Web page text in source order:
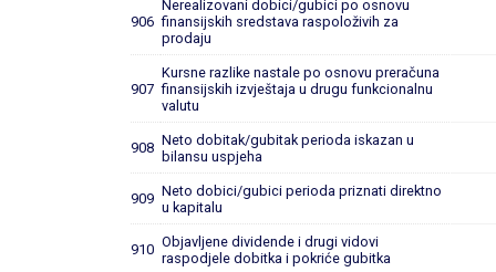
906
Nerealizovani dobici/gubici po osnovu
finansijskih sredstava raspoloživih za
prodaju
907
Kursne razlike nastale po osnovu preračuna
finansijskih izvještaja u drugu funkcionalnu
valutu
908 Neto dobitak/gubitak perioda iskazan u
bilansu uspjeha
909 Neto dobici/gubici perioda priznati direktno
u kapitalu
910 Objavljene dividende i drugi vidovi
raspodjele dobitka i pokriće gubitka